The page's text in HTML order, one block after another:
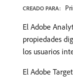
CREADO PARA:
El Adobe
propiedades
los usuarios
El Adobe